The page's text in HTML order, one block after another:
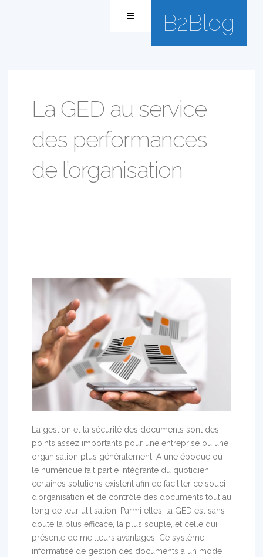
B2Blog
La GED au service
des performances
de l’organisation
La gestion et la sécurité des documents sont des
points assez importants pour une entreprise ou une
organisation plus généralement. A une époque où
le numérique fait partie intégrante du quotidien,
certaines solutions existent afin de faciliter ce souci
d’organisation et de contrôle des documents tout au
long de leur utilisation. Parmi elles, la GED est sans
doute la plus efficace, la plus souple, et celle qui
présente de meilleurs avantages. Ce système
informatisé de gestion des documents a un mode